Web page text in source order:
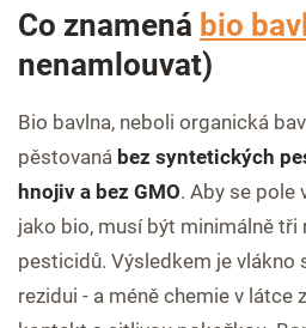
Co znamená bio
nenamlouvat)
Bio bavlna, neboli organická
pěstovaná bez syntetických
hnojiv a bez GMO. Aby se pole
jako bio, musí být minimálně
pesticidů. Výsledkem je vlákno
rezidui - a méně chemie v látce